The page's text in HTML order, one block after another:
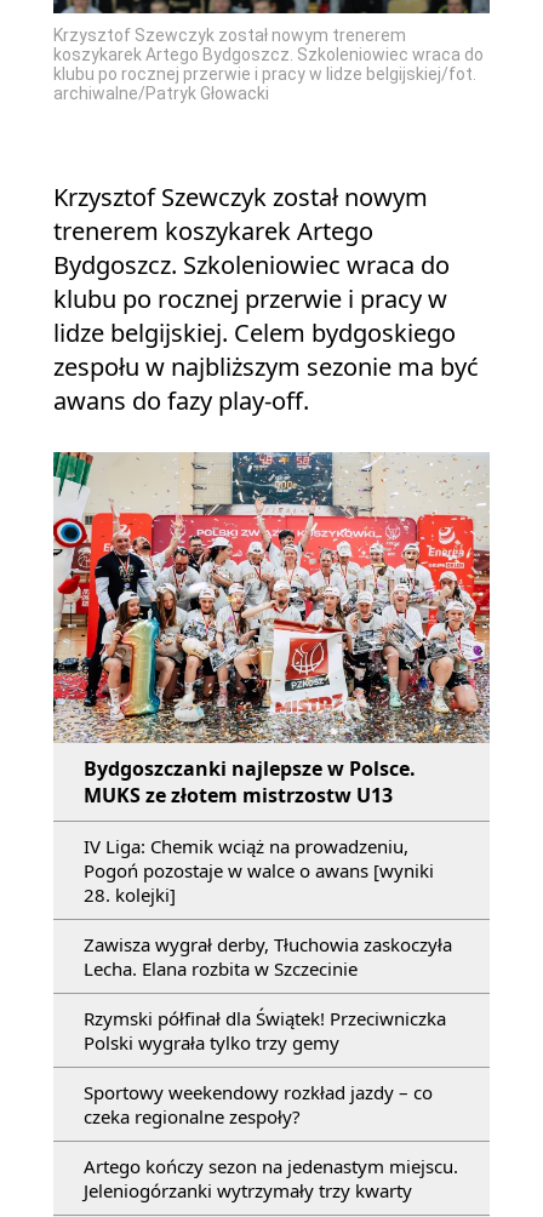
Krzysztof Szewczyk został nowym trenerem
koszykarek Artego Bydgoszcz. Szkoleniowiec wraca do
klubu po rocznej przerwie i pracy w lidze belgijskiej/fot.
archiwalne/Patryk Głowacki
Krzysztof Szewczyk został nowym
trenerem koszykarek Artego
Bydgoszcz. Szkoleniowiec wraca do
klubu po rocznej przerwie i pracy w
lidze belgijskiej. Celem bydgoskiego
zespołu w najbliższym sezonie ma być
awans do fazy play-off.
Bydgoszczanki najlepsze w Polsce.
MUKS ze złotem mistrzostw U13
IV Liga: Chemik wciąż na prowadzeniu,
Pogoń pozostaje w walce o awans [wyniki
28. kolejki]
Zawisza wygrał derby, Tłuchowia zaskoczyła
Lecha. Elana rozbita w Szczecinie
Rzymski półfinał dla Świątek! Przeciwniczka
Polski wygrała tylko trzy gemy
Sportowy weekendowy rozkład jazdy – co
czeka regionalne zespoły?
Artego kończy sezon na jedenastym miejscu.
Jeleniogórzanki wytrzymały trzy kwarty